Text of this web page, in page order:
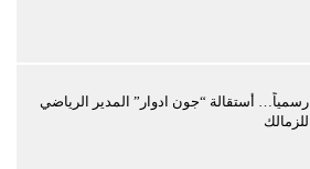
رسمياً… أستقالة “جون ادوار” المدير الرياضي
للزمالك